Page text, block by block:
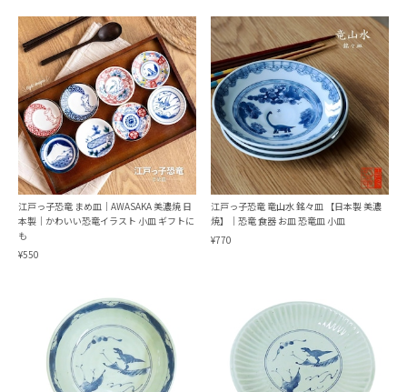
江戸っ子恐竜 まめ皿｜AWASAKA 美濃焼 日
本製｜かわいい恐竜イラスト 小皿 ギフトに
も
¥550
江戸っ子恐竜 竜山水 銘々皿 【日本製 美濃
焼】｜恐竜 食器 お皿 恐竜皿 小皿
¥770